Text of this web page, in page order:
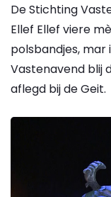
De Stichting
Ellef Ellef viere
polsbandjes, mar
Vastenavend blij
aflegd bij de Geit.